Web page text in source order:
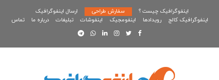
اینفوگرافیک چیست ؟ سفارش طراحی
ارسال اینفوگرافیک
اینفوگرافیک کالج
رویدادها اینفومجیک اینفوشات تبلیغات درباره ما تماس